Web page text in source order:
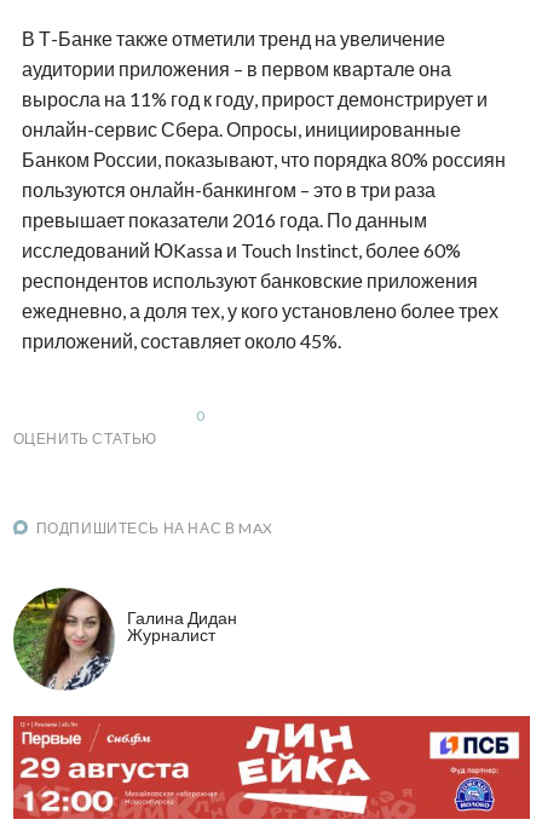
В Т-Банке также отметили тренд на увеличение
аудитории приложения – в первом квартале она
выросла на 11% год к году, прирост демонстрирует и
онлайн-сервис Сбера. Опросы, инициированные
Банком России, показывают, что порядка 80% россиян
пользуются онлайн-банкингом – это в три раза
превышает показатели 2016 года. По данным
исследований ЮKassa и Touch Instinct, более 60%
респондентов используют банковские приложения
ежедневно, а доля тех, у кого установлено более трех
приложений, составляет около 45%.
ОЦЕНИТЬ СТАТЬЮ
0
ПОДПИШИТЕСЬ НА НАС В MAX
Галина Дидан
Журналист